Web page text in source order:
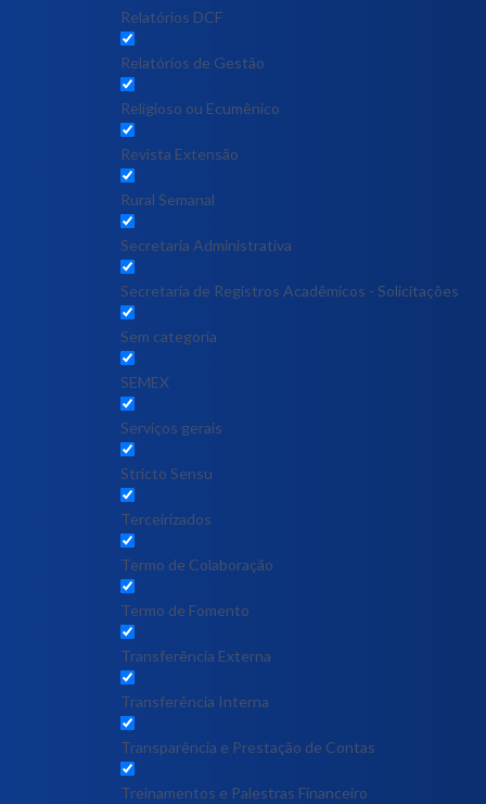
Relatórios DCF
Relatórios de Gestão
Religioso ou Ecumênico
Revista Extensão
Rural Semanal
Secretaria Administrativa
Secretaria de Registros Acadêmicos - Solicitações
Sem categoria
SEMEX
Serviços gerais
Stricto Sensu
Terceirizados
Termo de Colaboração
Termo de Fomento
Transferência Externa
Transferência Interna
Transparência e Prestação de Contas
Treinamentos e Palestras Financeiro